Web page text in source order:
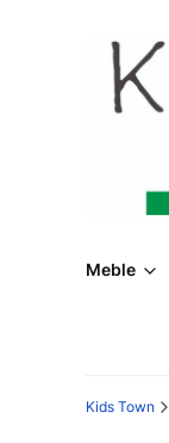
Meble
Kids Town